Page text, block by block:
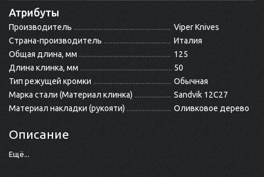
Атрибуты
Производитель
Viper Knives
Страна-производитель
Италия
Общая длина, мм
125
Длина клинка, мм
50
Тип режущей кромки
Обычная
Марка стали (Материал клинка)
Sandvik 12C27
Материал накладки (рукояти)
Оливковое дерево
Описание
Ещё...